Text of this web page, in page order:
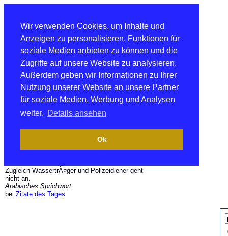
Wir verwenden Cookies, um Inhalte und
Anzeigen zu personalisieren, Funktionen für
soziale Medien anbieten zu können und die
Zugriffe auf unsere Website zu analysieren.
Außerdem geben wir Informationen zu Ihrer
Nutzung unserer Website an unsere Partner
für soziale Medien, Werbung und Analysen
weiter. Details ansehen
Ok
Zugleich WassertrÃ¤ger und Polizeidiener geht
nicht an.
Arabisches Sprichwort
bei Zitate des Tages